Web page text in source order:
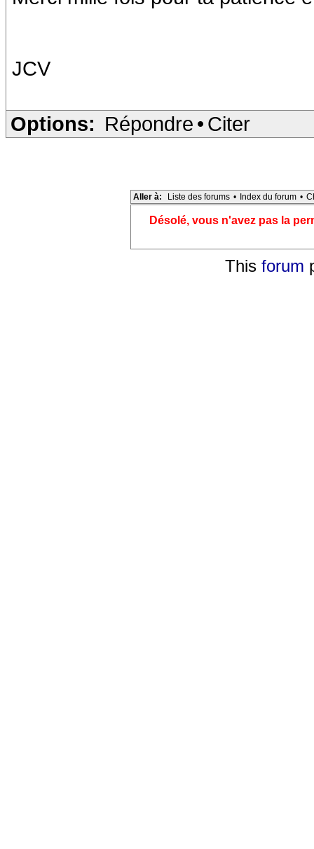
JCV
Options: Répondre • Citer
Aller à: Liste des forums • Index du forum •
Désolé, vous n'avez pas la
This forum